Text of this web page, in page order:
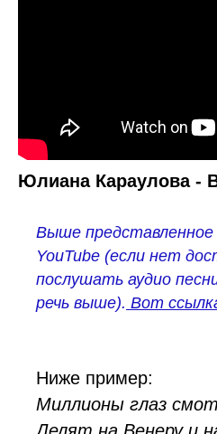
Юлиана Караулова -
Выше представленное
YouTube (если нет
послушать аудио
речь выше). Вот
Ниже пример:
Миллионы глаз